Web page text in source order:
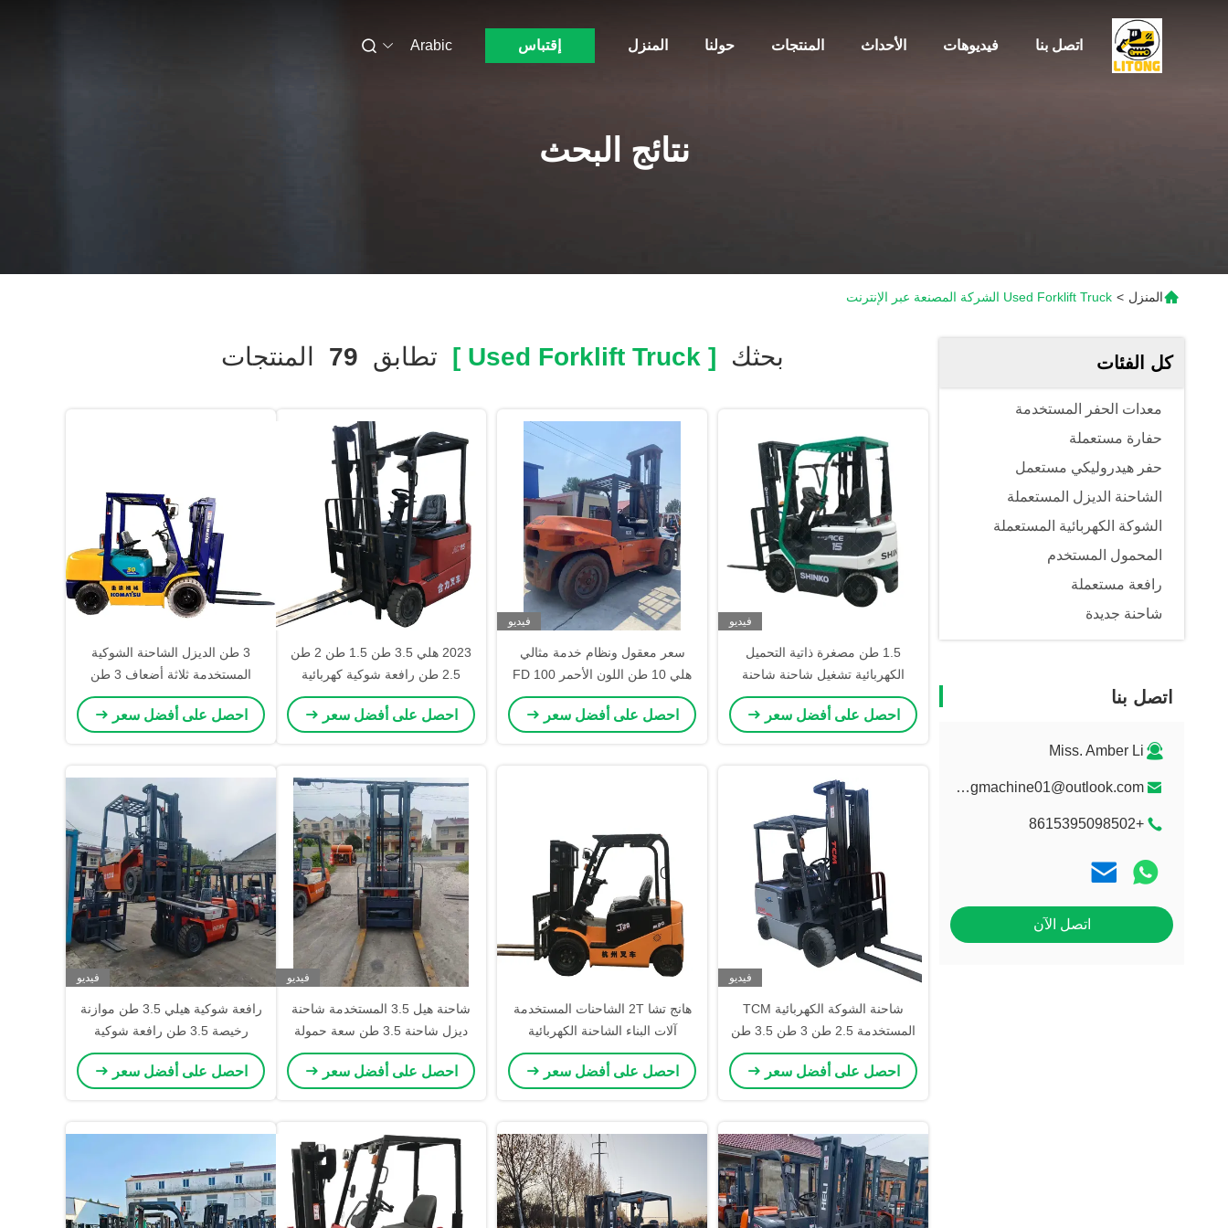
المنزل حولنا المنتجات الأحداث فيديوهات اتصل بنا إقتباس Arabic
نتائج البحث
المنزل > Used Forklift Truck الشركة المصنعة عبر الإنترنت
كل الفئات
معدات الحفر المستخدمة
حفارة مستعملة
حفر هيدروليكي مستعمل
الشاحنة الديزل المستعملة
الشوكة الكهربائية المستعملة
المحمول المستخدم
رافعة مستعملة
شاحنة جديدة
اتصل بنا
Miss. Amber Li
litongmachine01@outlook.com
+8615395098502
اتصل الآن
بحثك [ Used Forklift Truck ] تطابق 79 المنتجات
فيديو
1.5 طن مصغرة ذاتية التحميل
الكهربائية تشغيل شاحنة شاحنة
مستعملة في المستودع 1500
كيلوغرام شاحنة ديزل محرك
احصل على أفضل سعر
فيديو
سعر معقول ونظام خدمة مثالي
هلي 10 طن اللون الأحمر FD 100
10 طن شاحنة شاحنة مستعملة
مصنوعة في الصين
احصل على أفضل سعر
2023 هلي 3.5 طن 1.5 طن 2 طن
2.5 طن رافعة شوكية كهربائية
تعمل بالبطارية 48 فولت
احصل على أفضل سعر
3 طن الديزل الشاحنة الشوكية
المستخدمة ثلاثة أضعاف 3 طن
محرك الشوكية 3000 الديزل
الشوكيات
احصل على أفضل سعر
فيديو
شاحنة الشوكة الكهربائية TCM
المستخدمة 2.5 طن 3 طن 3.5 طن
5 طن محرك الديزل الشوكة
احصل على أفضل سعر
هانج تشا 2T الشاحنات المستخدمة
آلات البناء الشاحنة الكهربائية
الأصلية متعددة الوظائف الديزل
احصل على أفضل سعر
فيديو
شاحنة هيل 3.5 المستخدمة شاحنة
ديزل شاحنة 3.5 طن سعة حمولة
خارج الطرق 1 سنة الضمان
احصل على أفضل سعر
فيديو
رافعة شوكية هيلي 3.5 طن موازنة
رخيصة 3.5 طن رافعة شوكية
احتراق داخلي للبيع مصدر
احصل على أفضل سعر